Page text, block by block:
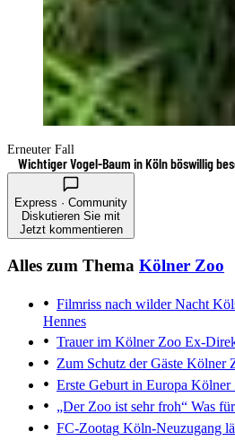
Erneuter Fall
Wichtiger Vogel-Baum in Köln böswillig
Express · Community
Diskutieren Sie mit
Jetzt kommentieren
Alles zum Thema Kölner Zoo
Filmriss nach wilder Nacht
Hennes
Trauer im Kölner Zoo Ex-
Zum Schutz der Gäste Kölner
Erste Geburt in Europa Kölner
„Der Zoo ist sehr froh“ Was
FC-Zootag Köln-Neuzugang